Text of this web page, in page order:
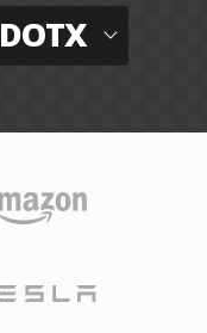
DOTX